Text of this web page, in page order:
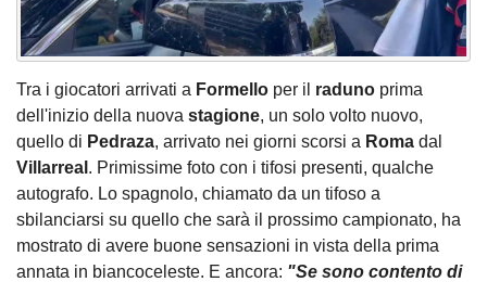
Tra i giocatori arrivati a Formello per il raduno prima
dell'inizio della nuova stagione, un solo volto nuovo,
quello di Pedraza, arrivato nei giorni scorsi a Roma dal
Villarreal . Primissime foto con i tifosi presenti, qualche
autografo. Lo spagnolo, chiamato da un tifoso a
sbilanciarsi su quello che sarà il prossimo campionato, ha
mostrato di avere buone sensazioni in vista della prima
annata in biancoceleste. E ancora: "Se sono contento di